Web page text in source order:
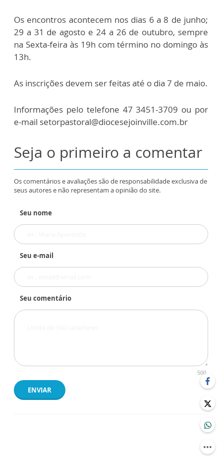
Os encontros acontecem nos dias 6 a 8 de junho;
29 a 31 de agosto e 24 a 26 de outubro, sempre
na Sexta-feira às 19h com término no domingo às
13h.
As inscrições devem ser feitas até o dia 7 de maio.
Informações pelo telefone 47 3451-3709 ou por
e-mail setorpastoral@diocesejoinville.com.br
Seja o primeiro a comentar
Os comentários e avaliações são de responsabilidade exclusiva de
seus autores e não representam a opinião do site.
Seu nome
Seu e-mail
Seu comentário
500
ENVIAR